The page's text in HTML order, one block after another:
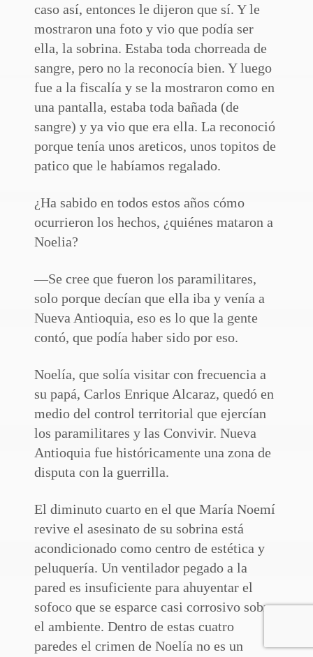
caso así, entonces le dijeron que sí. Y le
mostraron una foto y vio que podía ser
ella, la sobrina. Estaba toda chorreada de
sangre, pero no la reconocía bien. Y luego
fue a la fiscalía y se la mostraron como en
una pantalla, estaba toda bañada (de
sangre) y ya vio que era ella. La reconoció
porque tenía unos areticos, unos topitos de
patico que le habíamos regalado.
¿Ha sabido en todos estos años cómo
ocurrieron los hechos, ¿quiénes mataron a
Noelia?
—Se cree que fueron los paramilitares,
solo porque decían que ella iba y venía a
Nueva Antioquia, eso es lo que la gente
contó, que podía haber sido por eso.
Noelía, que solía visitar con frecuencia a
su papá, Carlos Enrique Alcaraz, quedó en
medio del control territorial que ejercían
los paramilitares y las Convivir. Nueva
Antioquia fue históricamente una zona de
disputa con la guerrilla.
El diminuto cuarto en el que María Noemí
revive el asesinato de su sobrina está
acondicionado como centro de estética y
peluquería. Un ventilador pegado a la
pared es insuficiente para ahuyentar el
sofoco que se esparce casi corrosivo sobre
el ambiente. Dentro de estas cuatro
paredes el crimen de Noelía no es un